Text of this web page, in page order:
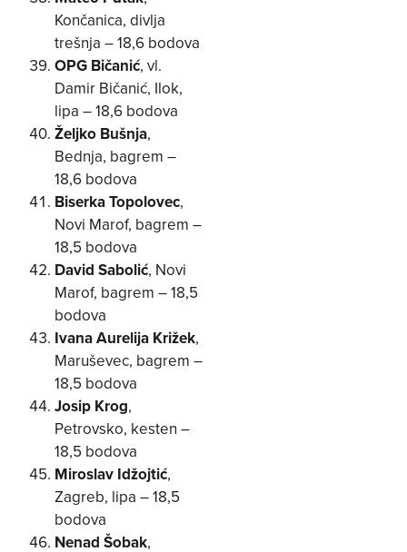
Končanica, divlja
trešnja – 18,6 bodova
OPG Bičanić, vl.
Damir Bičanić, Ilok,
lipa – 18,6 bodova
Željko Bušnja,
Bednja, bagrem –
18,6 bodova
Biserka Topolovec,
Novi Marof, bagrem –
18,5 bodova
David Sabolić, Novi
Marof, bagrem – 18,5
bodova
Ivana Aurelija Križek,
Maruševec, bagrem –
18,5 bodova
Josip Krog,
Petrovsko, kesten –
18,5 bodova
Miroslav Idžojtić,
Zagreb, lipa – 18,5
bodova
Nenad Šobak,